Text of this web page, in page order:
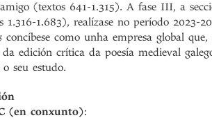
(textos 641-1.315). A fase III, a
1.316-1.683), realízase no período 2023-
concíbese como unha empresa global
edición crítica da poesía medieval
seu estudo.
(en conxunto):